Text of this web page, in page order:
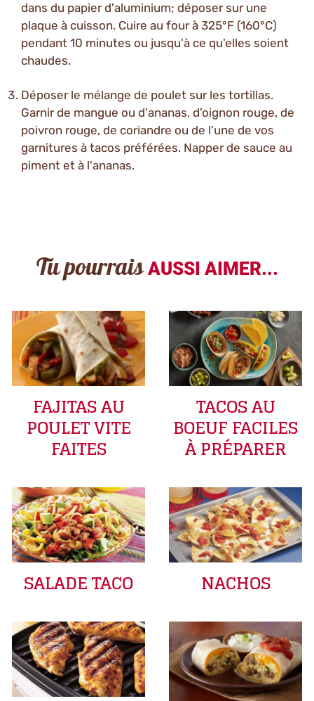
dans du papier d'aluminium; déposer sur une
plaque à cuisson. Cuire au four à 325°F (160°C)
pendant 10 minutes ou jusqu'à ce qu'elles soient
chaudes.
Déposer le mélange de poulet sur les tortillas.
Garnir de mangue ou d'ananas, d'oignon rouge, de
poivron rouge, de coriandre ou de l'une de vos
garnitures à tacos préférées. Napper de sauce au
piment et à l'ananas.
Tu pourrais AUSSI AIMER...
FAJITAS AU
POULET VITE
FAITES
TACOS AU
BOEUF FACILES
À PRÉPARER
SALADE TACO NACHOS